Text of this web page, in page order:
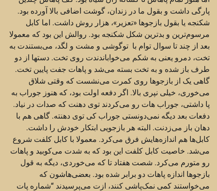
پارگی داشت و بقول ما در زندان، گوشت اضافی بالا آورده بود.
شکنجه یا بقول بازجوها «تعزیر»، هزار روش داشت. اما کابل
مرسوم‌ترین و بدترین شکل شکنجه بود. روالش این بود که معمولا
بعد از چند تا سوال توام با توگوشی و مشت و لگد، می‌بستندت به
تخت، دمرو یعنی به شکم می‌خواباندندت روی تخت. دستها از دو
طرف باز شده و به تخت بسته می‌شد و پاهات جفت پایین تخت.
گاهی یک از بازجوها روی کمرت می‌نشست که وقتی شلاق
می‌خوری، خیلی نپری بالا. اگر دفعه اولت بود، که هنوز جوراب به
پا داشتی، جوراب هات رو می‌کردند توی دهنت که صدات در نیاد.
دفعات بعد دیگه نمی‌دونستی جوراب کی توی دهنته. گاهی هم با
دهان باز می‌زدنت. البته هر بازجویی ابتکار خودش را داشت.
کابل‌ها هم اندازه‌هایش فرق می‌کرد. معمولا با کابل کلفت شروع
می‌شد. خاصیت کابل کلفت این بود که به شدت می‌کوبید و پاهات
رو متورم می‌کرد. شصت هفتاد تا که می‌خوردی، دیگه به قول
بازجوها اندازه پاهات دو برابر شده بود. بعضی‌هاشون که
می‌خواستند کمی نمک‌پاشی کنند، ازت می‌پرسیدند “شماره پات